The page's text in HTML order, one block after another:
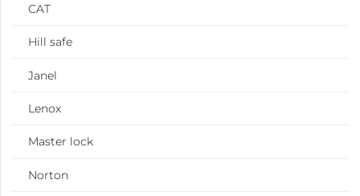
CAT
Hill safe
Janel
Lenox
Master lock
Norton